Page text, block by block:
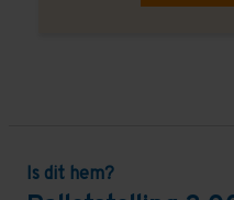
Is dit hem?